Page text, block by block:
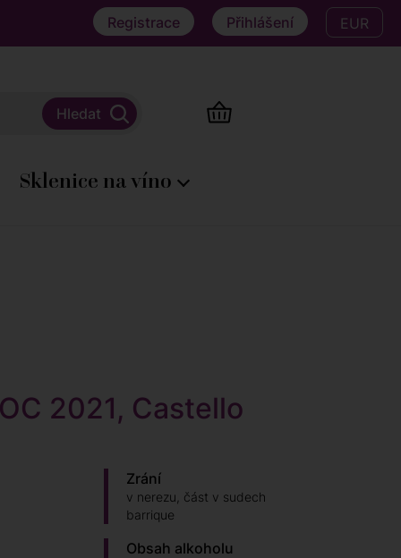
Registrace Přihlášení EUR
Sklenice na víno
2021, Castello
Zrání
v nerezu, část v sudech
barrique
Obsah alkoholu